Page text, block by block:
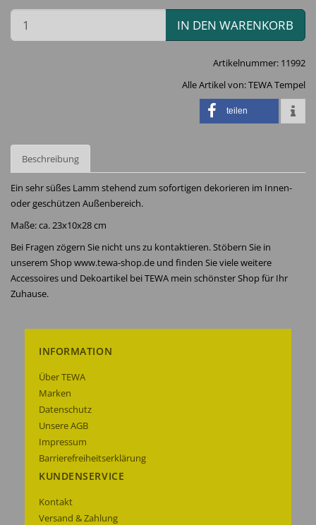
IN DEN WARENKORB
Artikelnummer: 11992
Alle Artikel von:TEWA Tempel
teilen
Beschreibung
Ein sehr süßes Lamm stehend zum sofortigen dekorieren im Innen-
oder geschützen Außenbereich.
Maße: ca. 23x10x28 cm
Bei Fragen zögern Sie nicht uns zu kontaktieren. Stöbern Sie in
unserem Shop www.tewa-shop.de und finden Sie viele weitere
Accessoires und Dekoartikel bei TEWA mein schönster Shop für Ihr
Zuhause.
INFORMATION
Über TEWA
Marken
Datenschutz
Unsere AGB
Impressum
Barrierefreiheitserklärung
KUNDENSERVICE
Kontakt
Versand & Zahlung